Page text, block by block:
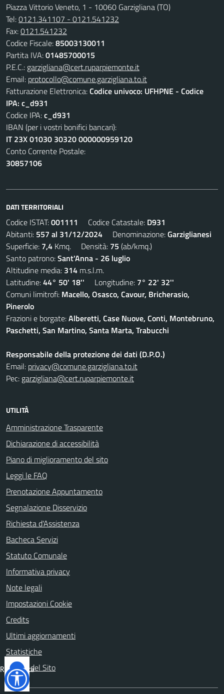
Piazza Vittorio Veneto, 1 - 10060 Garzigliana (TO)
Tel:0121.341107 - 0121.541232
Fax:0121.541232
Codice Fiscale:85003130011
Partita IVA:01485700015
P.E.C.: garzigliana@cert.ruparpiemonte.it
Email: protocollo@comune.garzigliana.to.it
Fatturazione Elettronica:Codice univoco: UFHPNE - Codice
IPA: c_d931
Codice IPA:c_d931
IBAN (per i vostri bonifici bancari):
IT 23X 01030 30320 000000959120
Conto Corrente Postale:
30857106
DATI TERRITORIALI
Codice ISTAT:001111 Codice Catastale: D931
Abitanti: 557 al 31/12/2024 Denominazione:Garziglianesi
Superficie: 7,4 Kmq. Densità: 75 (ab/kmq.)
Santo patrono:Sant'Anna - 26 luglio
Altitudine media: 314 m.s.l.m.
Latitudine:44° 50' 18'' Longitudine: 7° 22' 32''
Comuni limitrofi: Macello, Osasco, Cavour, Bricherasio,
Pinerolo
Frazioni e borgate:Alberetti, Case Nuove, Conti, Montebruno,
Paschetti, San Martino, Santa Marta, Trabucchi
Responsabile della protezione dei dati (D.P.O.)
Email: privacy@comune.garzigliana.to.it
Pec: garzigliana@cert.ruparpiemonte.it
UTILITÀ
Amministrazione Trasparente
Dichiarazione di accessibilità
Piano di miglioramento del sito
Leggi le FAQ
Prenotazione Appuntamento
Segnalazione Disservizio
Richiesta d'Assistenza
Bacheca Servizi
Statuto Comunale
Informativa privacy
Note legali
Impostazioni Cookie
Credits
Ultimi aggiornamenti
Statistiche
Mappa del Sito
Reimposta
tutto